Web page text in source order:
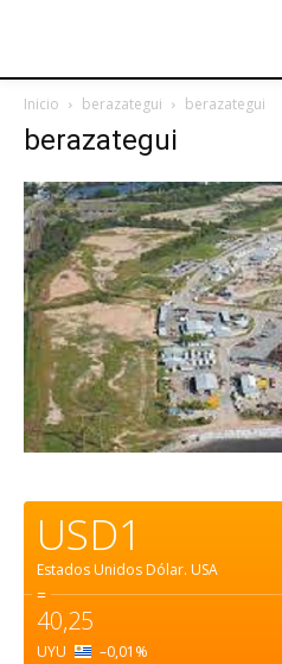
Inicio berazategui berazategui
berazategui
USD1
Estados Unidos Dólar. USA
=
40,25
UYU –0,01 %